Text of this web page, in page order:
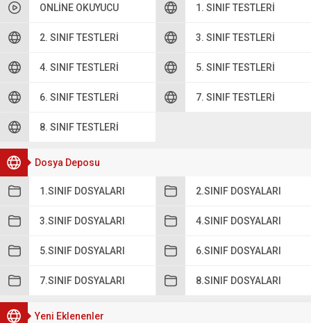
ONLINE OKUYUCU 1. SINIF TESTLERI
2. SINIF TESTLERI 3. SINIF TESTLERI
4. SINIF TESTLERI 5. SINIF TESTLERI
6. SINIF TESTLERI 7. SINIF TESTLERI
8. SINIF TESTLERI
Dosya Deposu
1.SINIF DOSYALARI 2.SINIF DOSYALARI
3.SINIF DOSYALARI 4.SINIF DOSYALARI
5.SINIF DOSYALARI 6.SINIF DOSYALARI
7.SINIF DOSYALARI 8.SINIF DOSYALARI
Yeni Eklenenler